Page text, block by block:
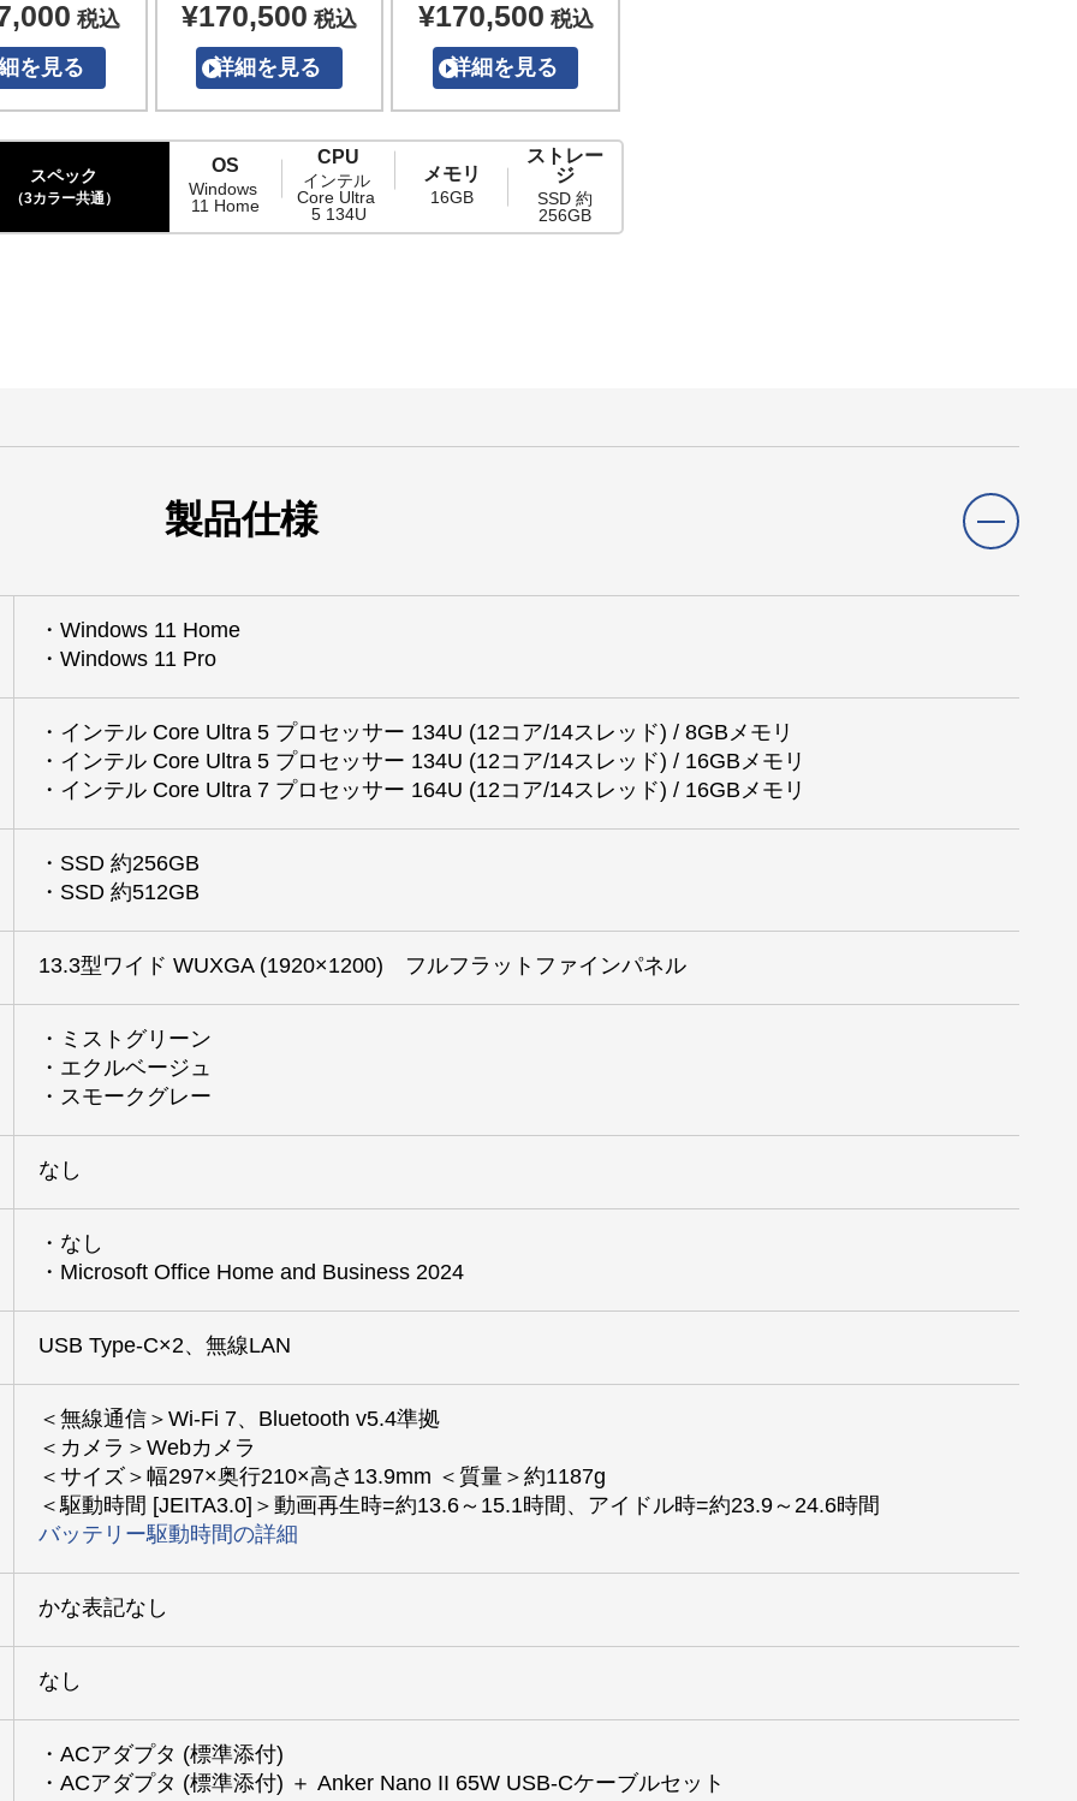
税込
を見る
¥170,500 税込
詳細を見る
¥170,500 税込
詳細を見る
スペック
（3カラー共通）
OS
Windows
11 Home
CPU
インテル
Core Ultra
5 134U
メモリ
16GB
ストレー
ジ
SSD 約
256GB
製品仕様
・Windows 11 Home
・Windows 11 Pro
・インテル Core Ultra 5 プロセッサー 134U (12コア/14スレッド) / 8GBメモリ
・インテル Core Ultra 5 プロセッサー 134U (12コア/14スレッド) / 16GBメモリ
・インテル Core Ultra 7 プロセッサー 164U (12コア/14スレッド) / 16GBメモリ
・SSD 約256GB
・SSD 約512GB
13.3型ワイド WUXGA (1920×1200) フルフラットファインパネル
・ミストグリーン
・エクルベージュ
・スモークグレー
なし
・なし
・Microsoft Office Home and Business 2024
USB Type-C×2、無線LAN
＜無線通信＞Wi-Fi 7、Bluetooth v5.4準拠
＜カメラ＞Webカメラ
＜サイズ＞幅297×奥行210×高さ13.9mm ＜質量＞約1187g
＜駆動時間 [JEITA3.0]＞動画再生時=約13.6～15.1時間、アイドル時=約23.9～24.6時間
バッテリー駆動時間の詳細
かな表記なし
なし
・ACアダプタ (標準添付)
・ACアダプタ (標準添付) ＋ Anker Nano II 65W USB-Cケーブルセット